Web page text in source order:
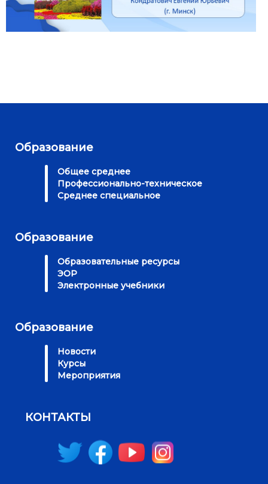
Образование
Общее среднее
Профессионально-техническое
Среднее специальное
Образование
Образовательные ресурсы
ЭОР
Электронные учебники
Образование
Новости
Курсы
Мероприятия
КОНТАКТЫ